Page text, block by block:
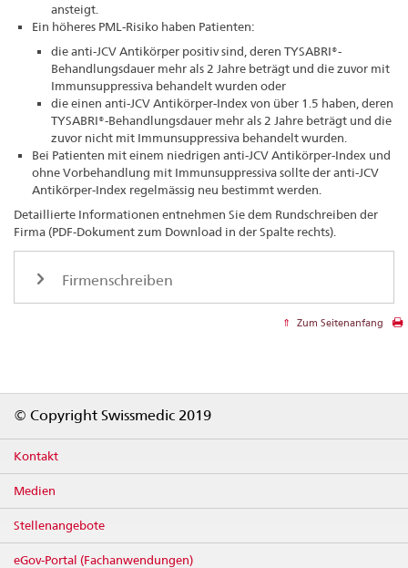
ansteigt.
Ein höheres PML-Risiko haben Patienten:
die anti-JCV Antikörper positiv sind, deren TYSABRI®-
Behandlungsdauer mehr als 2 Jahre beträgt und die zuvor mit
Immunsuppressiva behandelt wurden oder
die einen anti-JCV Antikörper-Index von über 1.5 haben, deren
TYSABRI®-Behandlungsdauer mehr als 2 Jahre beträgt und die
zuvor nicht mit Immunsuppressiva behandelt wurden.
Bei Patienten mit einem niedrigen anti-JCV Antikörper-Index und
ohne Vorbehandlung mit Immunsuppressiva sollte der anti-JCV
Antikörper-Index regelmässig neu bestimmt werden.
Detaillierte Informationen entnehmen Sie dem Rundschreiben der
Firma (PDF-Dokument zum Download in der Spalte rechts).
Firmenschreiben
Zum Seitenanfang
© Copyright Swissmedic 2019
Kontakt
Medien
Stellenangebote
eGov-Portal (Fachanwendungen)